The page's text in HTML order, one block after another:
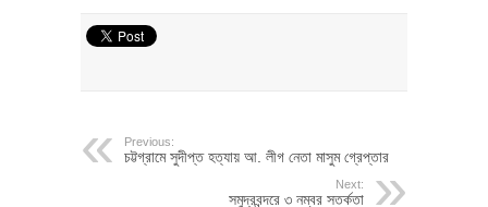
Previous:
চট্টগ্রামে সুদীপ্ত হত্যায় আ. লীগ নেতা মাসুম গ্রেপ্তার
Next:
সমুদ্রবন্দরে ৩ নম্বর সতর্কতা